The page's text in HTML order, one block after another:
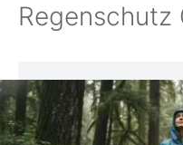
Regenschutz